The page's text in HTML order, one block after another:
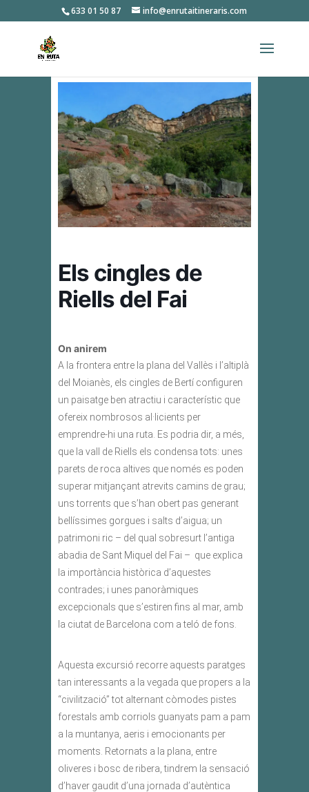
633 01 50 87 info@enrutaitineraris.com
Els cingles de
Riells del Fai
On anirem
A la frontera entre la plana del Vallès i l’altiplà
del Moianès, els cingles de Bertí configuren
un paisatge ben atractiu i característic que
ofereix nombrosos al·licients per
emprendre-hi una ruta. Es podria dir, a més,
que la vall de Riells els condensa tots: unes
parets de roca altives que només es poden
superar mitjançant atrevits camins de grau;
uns torrents que s’han obert pas generant
bellíssimes gorgues i salts d’aigua; un
patrimoni ric – del qual sobresurt l’antiga
abadia de Sant Miquel del Fai – que explica
la importància històrica d’aquestes
contrades; i unes panoràmiques
excepcionals que s’estiren fins al mar, amb
la ciutat de Barcelona com a teló de fons.
Aquesta excursió recorre aquests paratges
tan interessants a la vegada que propers a la
“civilització” tot alternant còmodes pistes
forestals amb corriols guanyats pam a pam
a la muntanya, aeris i emocionants per
moments. Retornats a la plana, entre
oliveres i bosc de ribera, tindrem la sensació
d’haver gaudit d’una jornada d’autèntica